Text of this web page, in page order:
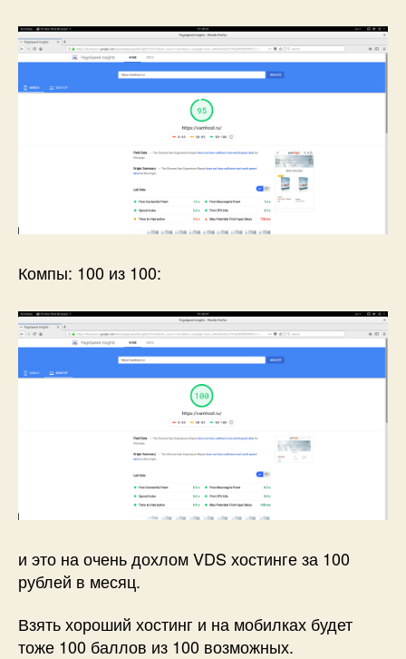
Компы: 100 из 100:
и это на очень дохлом VDS хостинге за 100
рублей в месяц.
Взять хороший хостинг и на мобилках будет
тоже 100 баллов из 100 возможных.